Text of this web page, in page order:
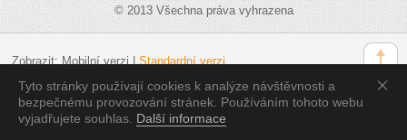
Tyto stránky používají cookies k analýze návštěvnosti a
bezpečnému provozování stránek. Používáním tohoto webu
vyjadřujete souhlas. Další informace
© 2013 Všechna práva vyhrazena
Zobrazit: Mobilní verzi Standardní verzi